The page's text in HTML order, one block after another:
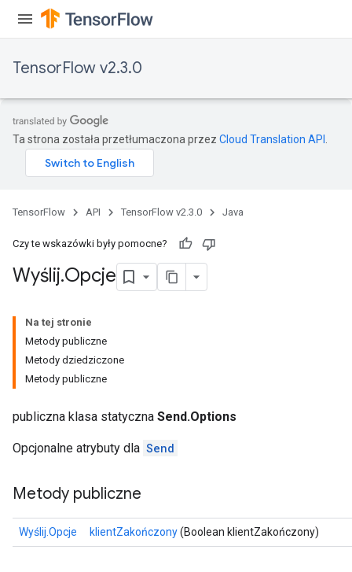
TensorFlow v2.3.0
Ta strona została przetłumaczona przez Cloud Translation API
TensorFlow API TensorFlow v2.3.0 Java
Czy te wskazówki były pomocne?
Wyślij.Opcje
Na tej stronie
Metody publiczne
Metody dziedziczone
Metody publiczne
publiczna klasa statyczna Send.Options
Opcjonalne atrybuty dla Send
Metody publiczne
Wyślij.Opcje klientZakończony(Boolean klientZakończony)